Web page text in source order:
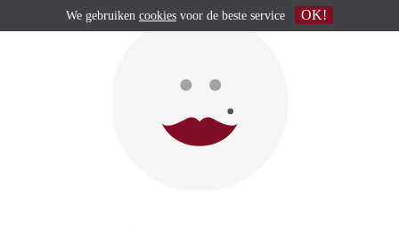
We gebruiken cookies voor de beste service OK!